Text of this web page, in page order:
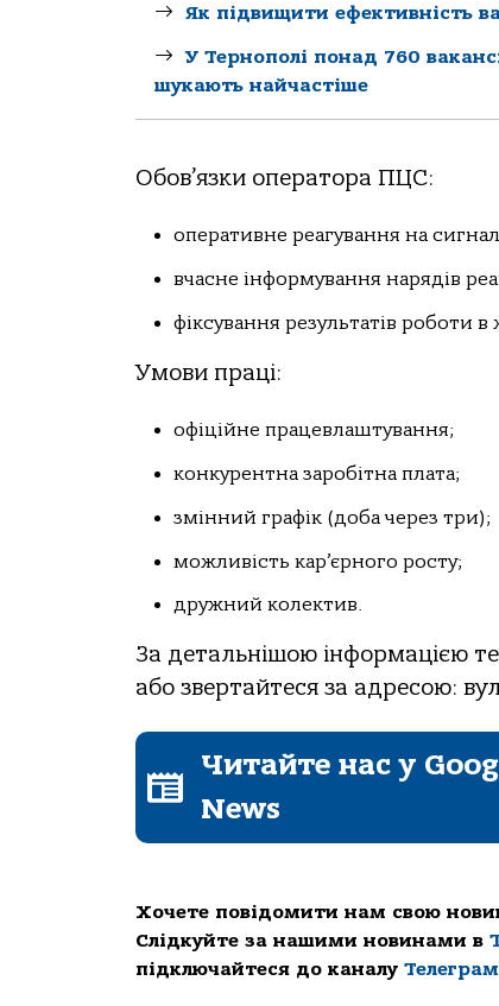
Як підвищити ефективність
У Тернополі понад 760
шукають найчастіше
Обов’язки оператора ПЦС:
оперативне реагування на
вчасне інформування нарядів
фіксування результатів роботи в
Умови праці:
офіційне працевлаштування;
конкурентна заробітна плата;
змінний графік (доба через три);
можливість кар’єрного росту;
дружний колектив.
За детальнішою інформацією
або звертайтеся за адресою:
Читайте нас у
News
Хочете повідомити нам свою
Слідкуйте за нашими новинами в
підключайтеся до каналу Телеграм